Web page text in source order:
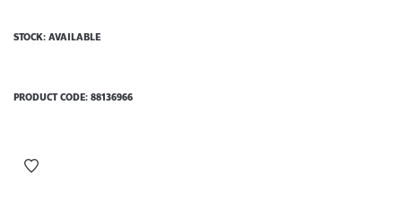
STOCK: AVAILABLE
PRODUCT CODE: 88136966